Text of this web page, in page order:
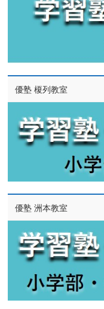
優塾 榎列教室
優塾 洲本教室